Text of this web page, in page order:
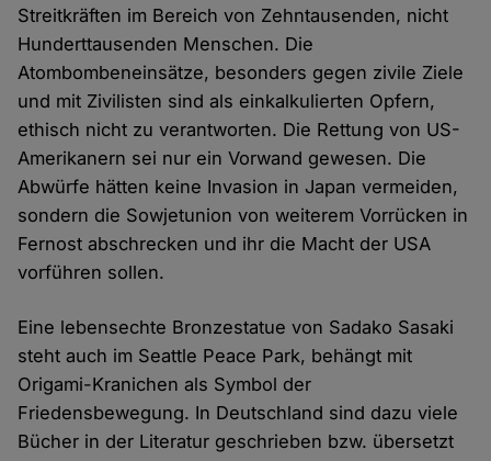
Streitkräften im Bereich von Zehntausenden, nicht
Hunderttausenden Menschen. Die
Atombombeneinsätze, besonders gegen zivile Ziele
und mit Zivilisten sind als einkalkulierten Opfern,
ethisch nicht zu verantworten. Die Rettung von US-
Amerikanern sei nur ein Vorwand gewesen. Die
Abwürfe hätten keine Invasion in Japan vermeiden,
sondern die Sowjetunion von weiterem Vorrücken in
Fernost abschrecken und ihr die Macht der USA
vorführen sollen.
Eine lebensechte Bronzestatue von Sadako Sasaki
steht auch im Seattle Peace Park, behängt mit
Origami-Kranichen als Symbol der
Friedensbewegung. In Deutschland sind dazu viele
Bücher in der Literatur geschrieben bzw. übersetzt